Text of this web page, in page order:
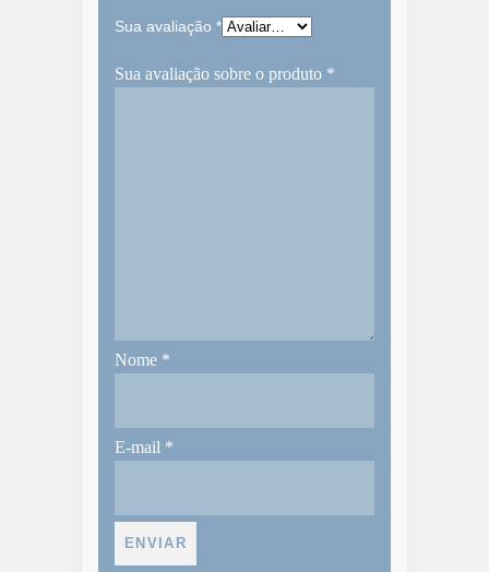
Sua avaliação *
Sua avaliação sobre o produto *
Nome *
E-mail *